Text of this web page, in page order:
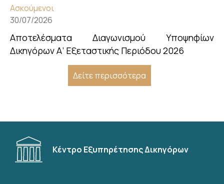
Ασκούμενοι
30/07/2026
Αποτελέσματα Διαγωνισμού Υποψηφίων
Δικηγόρων Α’ Εξεταστικής Περιόδου 2026
Δείτε περισσότερα
Κέντρο Εξυπηρέτησης Δικηγόρων